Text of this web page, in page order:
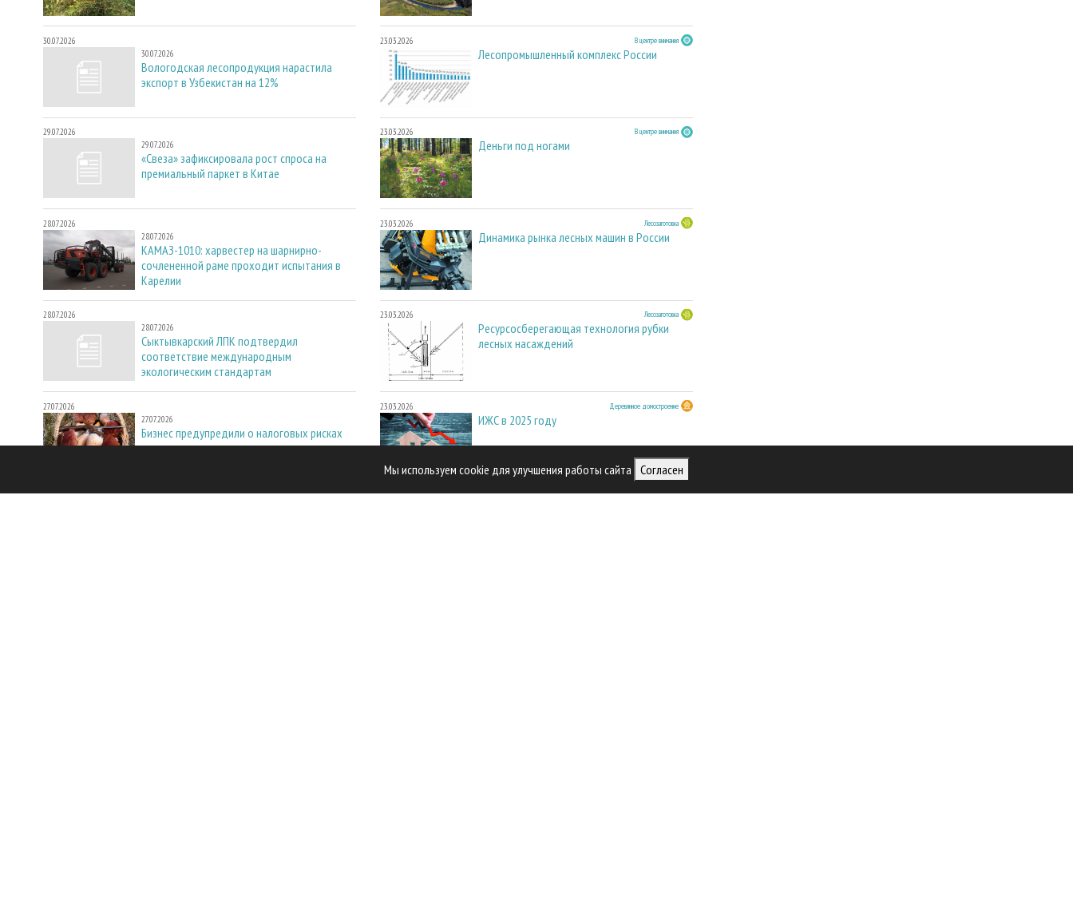
Мы используем cookie для улучшения работы сайта Согласен
30.07.2026
30.07.2026
Вологодская лесопродукция нарастила
экспорт в Узбекистан на 12%
29.07.2026
29.07.2026
«Свеза» зафиксировала рост спроса на
премиальный паркет в Китае
28.07.2026
28.07.2026
КАМАЗ-1010: харвестер на шарнирно-
сочлененной раме проходит испытания в
Карелии
28.07.2026
28.07.2026
Сыктывкарский ЛПК подтвердил
соответствие международным
экологическим стандартам
27.07.2026
27.07.2026
Бизнес предупредили о налоговых рисках
при переходе на электронные
23.03.2026 В центре внимания
Лесопромышленный комплекс России
23.03.2026 В центре внимания
Деньги под ногами
23.03.2026 Лесозаготовка
Динамика рынка лесных машин в России
23.03.2026 Лесозаготовка
Ресурсосберегающая технология рубки
лесных насаждений
23.03.2026 Деревянное домостроение
ИЖС в 2025 году